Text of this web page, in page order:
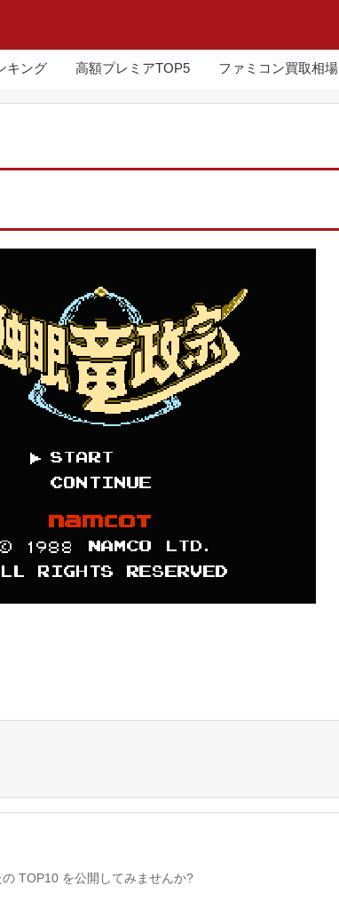
キング 高額プレミアTOP5 ファミコン買取相場
TOP10 を公開してみませんか?